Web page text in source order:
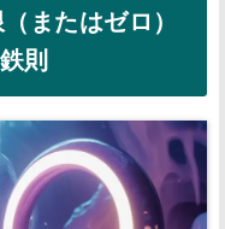
またはゼロ）
則